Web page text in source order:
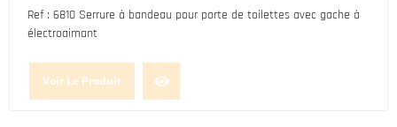
Ref : 6810 Serrure à bandeau pour porte de toilettes avec gache à
électroaimant
Voir Le Produit